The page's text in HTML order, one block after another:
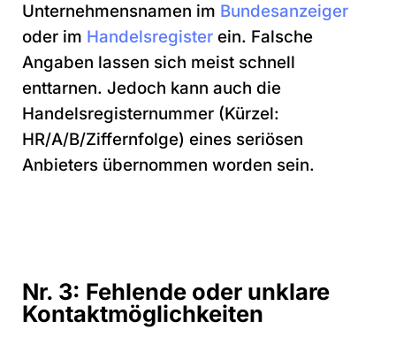
Unternehmensnamen im Bundesanzeiger
oder im Handelsregister ein. Falsche
Angaben lassen sich meist schnell
enttarnen. Jedoch kann auch die
Handelsregisternummer (Kürzel:
HR/A/B/Ziffernfolge) eines seriösen
Anbieters übernommen worden sein.
Nr. 3: Fehlende oder unklare
Kontaktmöglichkeiten